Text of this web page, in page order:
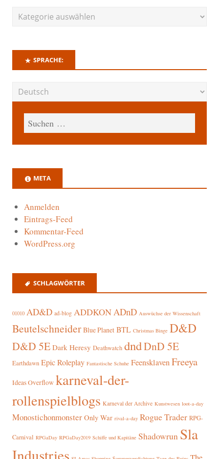
SPRACHE:
META
Anmelden
Eintrags-Feed
Kommentar-Feed
WordPress.org
SCHLAGWÖRTER
01010 AD&D ad-blog ADDKONADnD Auswüchse der Wissenschaft
Beutelschneider Blue Planet BTL Christmas Binge D&D
D&D 5E Dark Heresy Deathwatch dndDnD 5E
Earthdawn Epic Roleplay Fantastische Schuhe FeensklavenFreeya
Ideas Overflow karneval-der-
rollenspielblogs Karneval der Archive Kunstwesen loot-a-day
Monostichonmonster Only War rival-a-day Rogue Trader RPG-
Carnival RPGaDay RPGaDay2019 Schiffe und Kapitäne Shadowrun Sla
Industries